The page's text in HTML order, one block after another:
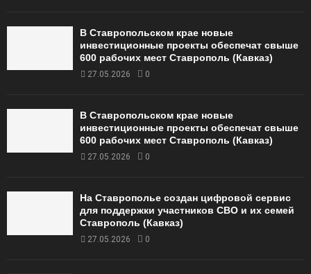
В Ставропольском крае новые
инвестиционные проекты обеспечат свыше
600 рабочих мест Ставрополь (Кавказ)
27.05.2026 0
В Ставропольском крае новые
инвестиционные проекты обеспечат свыше
600 рабочих мест Ставрополь (Кавказ)
27.05.2026 0
На Ставрополье создан цифровой сервис
для поддержки участников СВО и их семей
Ставрополь (Кавказ)
27.05.2026 0